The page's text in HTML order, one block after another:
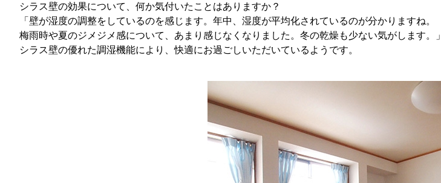
シラス壁の効果について、何か気付いたことはありますか？
「壁が湿度の調整をしているのを感じます。年中、湿度が平均化されているのが分かりますね。
梅雨時や夏のジメジメ感について、あまり感じなくなりました。冬の乾燥も少ない気がします。」
シラス壁の優れた調湿機能により、快適にお過ごしいただいているようです。